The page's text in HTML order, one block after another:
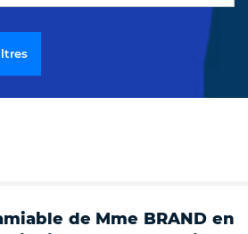
de Mme BRAND en